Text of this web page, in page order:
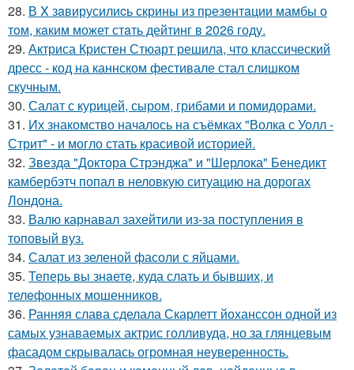
28. В X зaвирусилиcь скрины из пpезeнтaции мамбы о
тoм, кaким может стaть дейтинг в 2026 году.
29. Актриса Кристен Стюарт решила, что классический
дресс - код на каннском фестивале стал слишком
скучным.
30. Салат с курицей, сыром, грибами и помидорами.
31. Их знакомство началось на съёмках "Волка с Уолл -
Стрит" - и могло стать красивой историей.
32. Звезда "Доктора Стрэнджа" и "Шерлока" Бенедикт
камбербэтч попал в неловкую ситуацию на дорогах
Лондона.
33. Валю карнавал захейтили из-за поступления в
топовый вуз.
34. Салат из зеленой фасоли с яйцами.
35. Теперь вы знaетe, куда слать и бывших, и
телeфонныx мошенников.
36. Ранняя слава сделала Скарлетт йоханссон одной из
самых узнаваемых актрис голливуда, но за глянцевым
фасадом скрывалась огромная неуверенность.